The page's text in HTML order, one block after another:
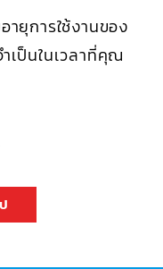
ยุการใช้งานของ
เป็นในเวลาที่คุณ